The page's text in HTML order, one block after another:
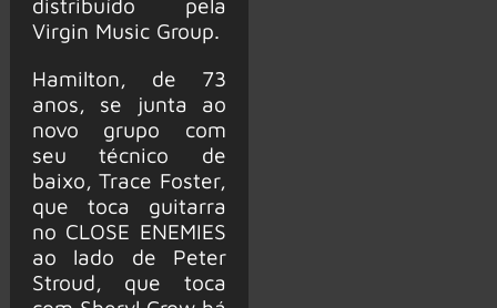
distribuído pela
Virgin Music Group.
Hamilton, de 73
anos, se junta ao
novo grupo com
seu técnico de
baixo, Trace Foster,
que toca guitarra
no CLOSE ENEMIES
ao lado de Peter
Stroud, que toca